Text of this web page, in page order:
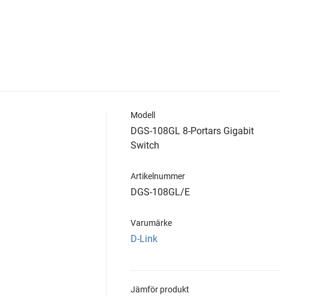
Modell
DGS-108GL 8-Portars Gigabit
Switch
Artikelnummer
DGS-108GL/E
Varumärke
D-Link
Jämför produkt